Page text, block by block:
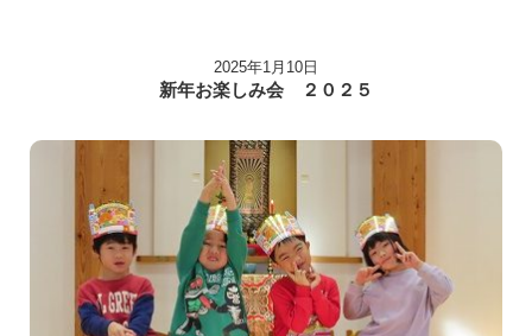
2025年1月10日
新年お楽しみ会 ２０２５